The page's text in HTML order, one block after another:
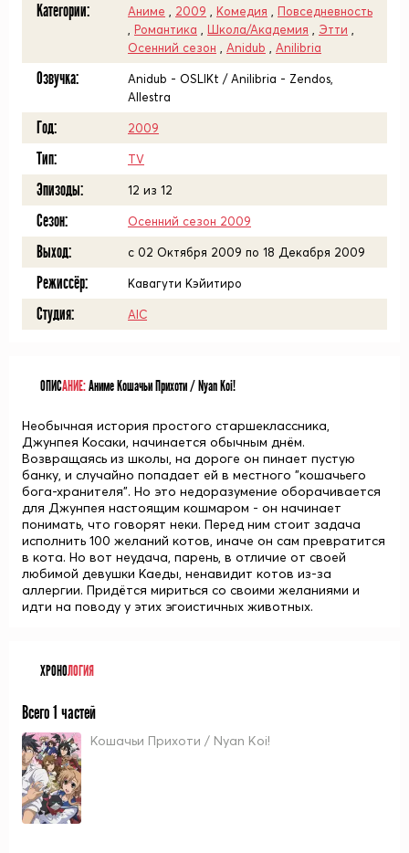
Категории: Аниме 2009 Комедия
Повседневность
Романтика Школа/Академия Этти
Осенний сезон
Anidub Anilibria
Озвучка:
Anidub - OSLIKt / Anilibria - Zendos,
Allestra
Год: 2009
Тип: TV
Эпизоды: 12 из 12
Сезон: Осенний сезон 2009
Выход: c 02 Октября 2009 по 18 Декабря 2009
Режиссёр: Кавагути Кэйитиро
Студия: AIC
ОПИСАНИЕ:Аниме Кошачьи Прихоти / Nyan Koi!
Необычная история простого старшеклассника,
Джунпея Косаки, начинается обычным днём.
Возвращаясь из школы, на дороге он пинает пустую
банку, и случайно попадает ей в местного "кошачьего
бога-хранителя". Но это недоразумение оборачивается
для Джунпея настоящим кошмаром - он начинает
понимать, что говорят неки. Перед ним стоит задача
исполнить 100 желаний котов, иначе он сам превратится
в кота. Но вот неудача, парень, в отличие от своей
любимой девушки Каеды, ненавидит котов из-за
аллергии. Придётся мириться со своими желаниями и
идти на поводу у этих эгоистичных животных.
ХРОНОЛОГИЯ
Всего 1 частей
Кошачьи Прихоти / Nyan Koi!